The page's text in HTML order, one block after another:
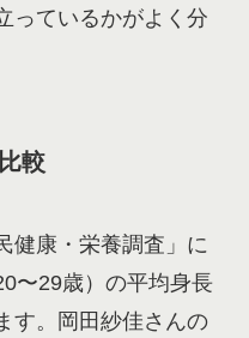
っているかがよく分
較
健康・栄養調査」に
〜29歳）の平均身長
す。岡田紗佳さんの